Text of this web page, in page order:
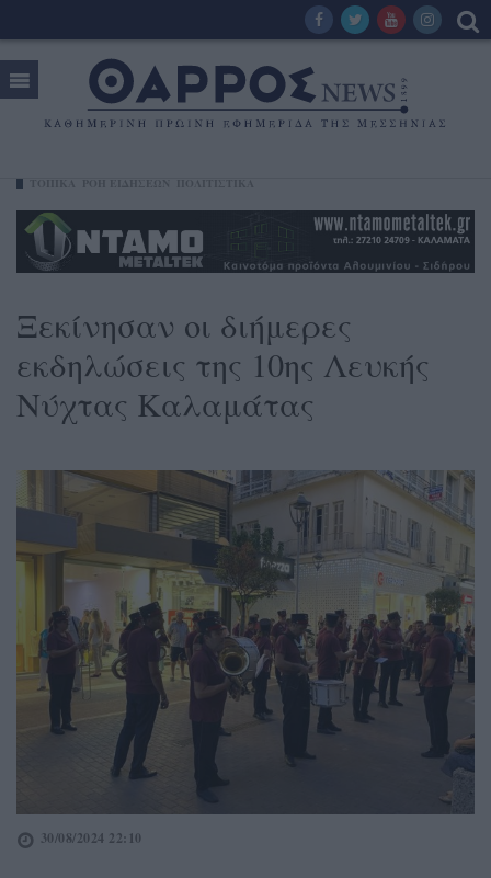
Ξεκίνησαν οι διήμερες
εκδηλώσεις της 10ης Λευκής
Νύχτας Καλαμάτας
30/08/2024 22:10